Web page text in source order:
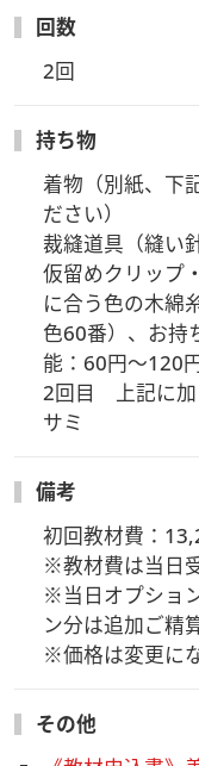
回数
2回
持ち物
着物（別紙、下
ださい）
裁縫道具（縫い
仮留めクリップ
に合う色の木綿
色60番）、お持
能：60円～120円
2回目　上記に
サミ
備考
初回教材費：
※教材費は当日
※当日オプショ
ン分は追加ご精
※価格は変更に
その他